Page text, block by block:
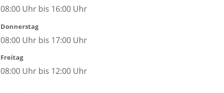
08:00 Uhr bis 16:00 Uhr
Donnerstag
08:00 Uhr bis 17:00 Uhr
Freitag
08:00 Uhr bis 12:00 Uhr